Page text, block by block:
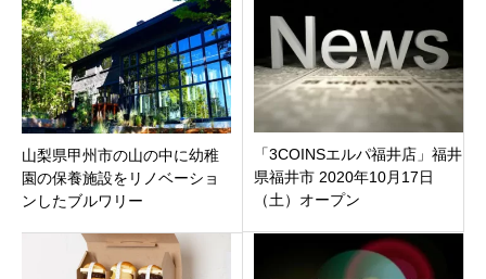
8月8日オープン！
リンアラモードも
山梨県甲州市の山の中に幼稚
園の保養施設をリノベーショ
ンしたブルワリー
り！9月23日オープン
「3COINSエルパ福井店」福井
県福井市 2020年10月17日
（土）オープン